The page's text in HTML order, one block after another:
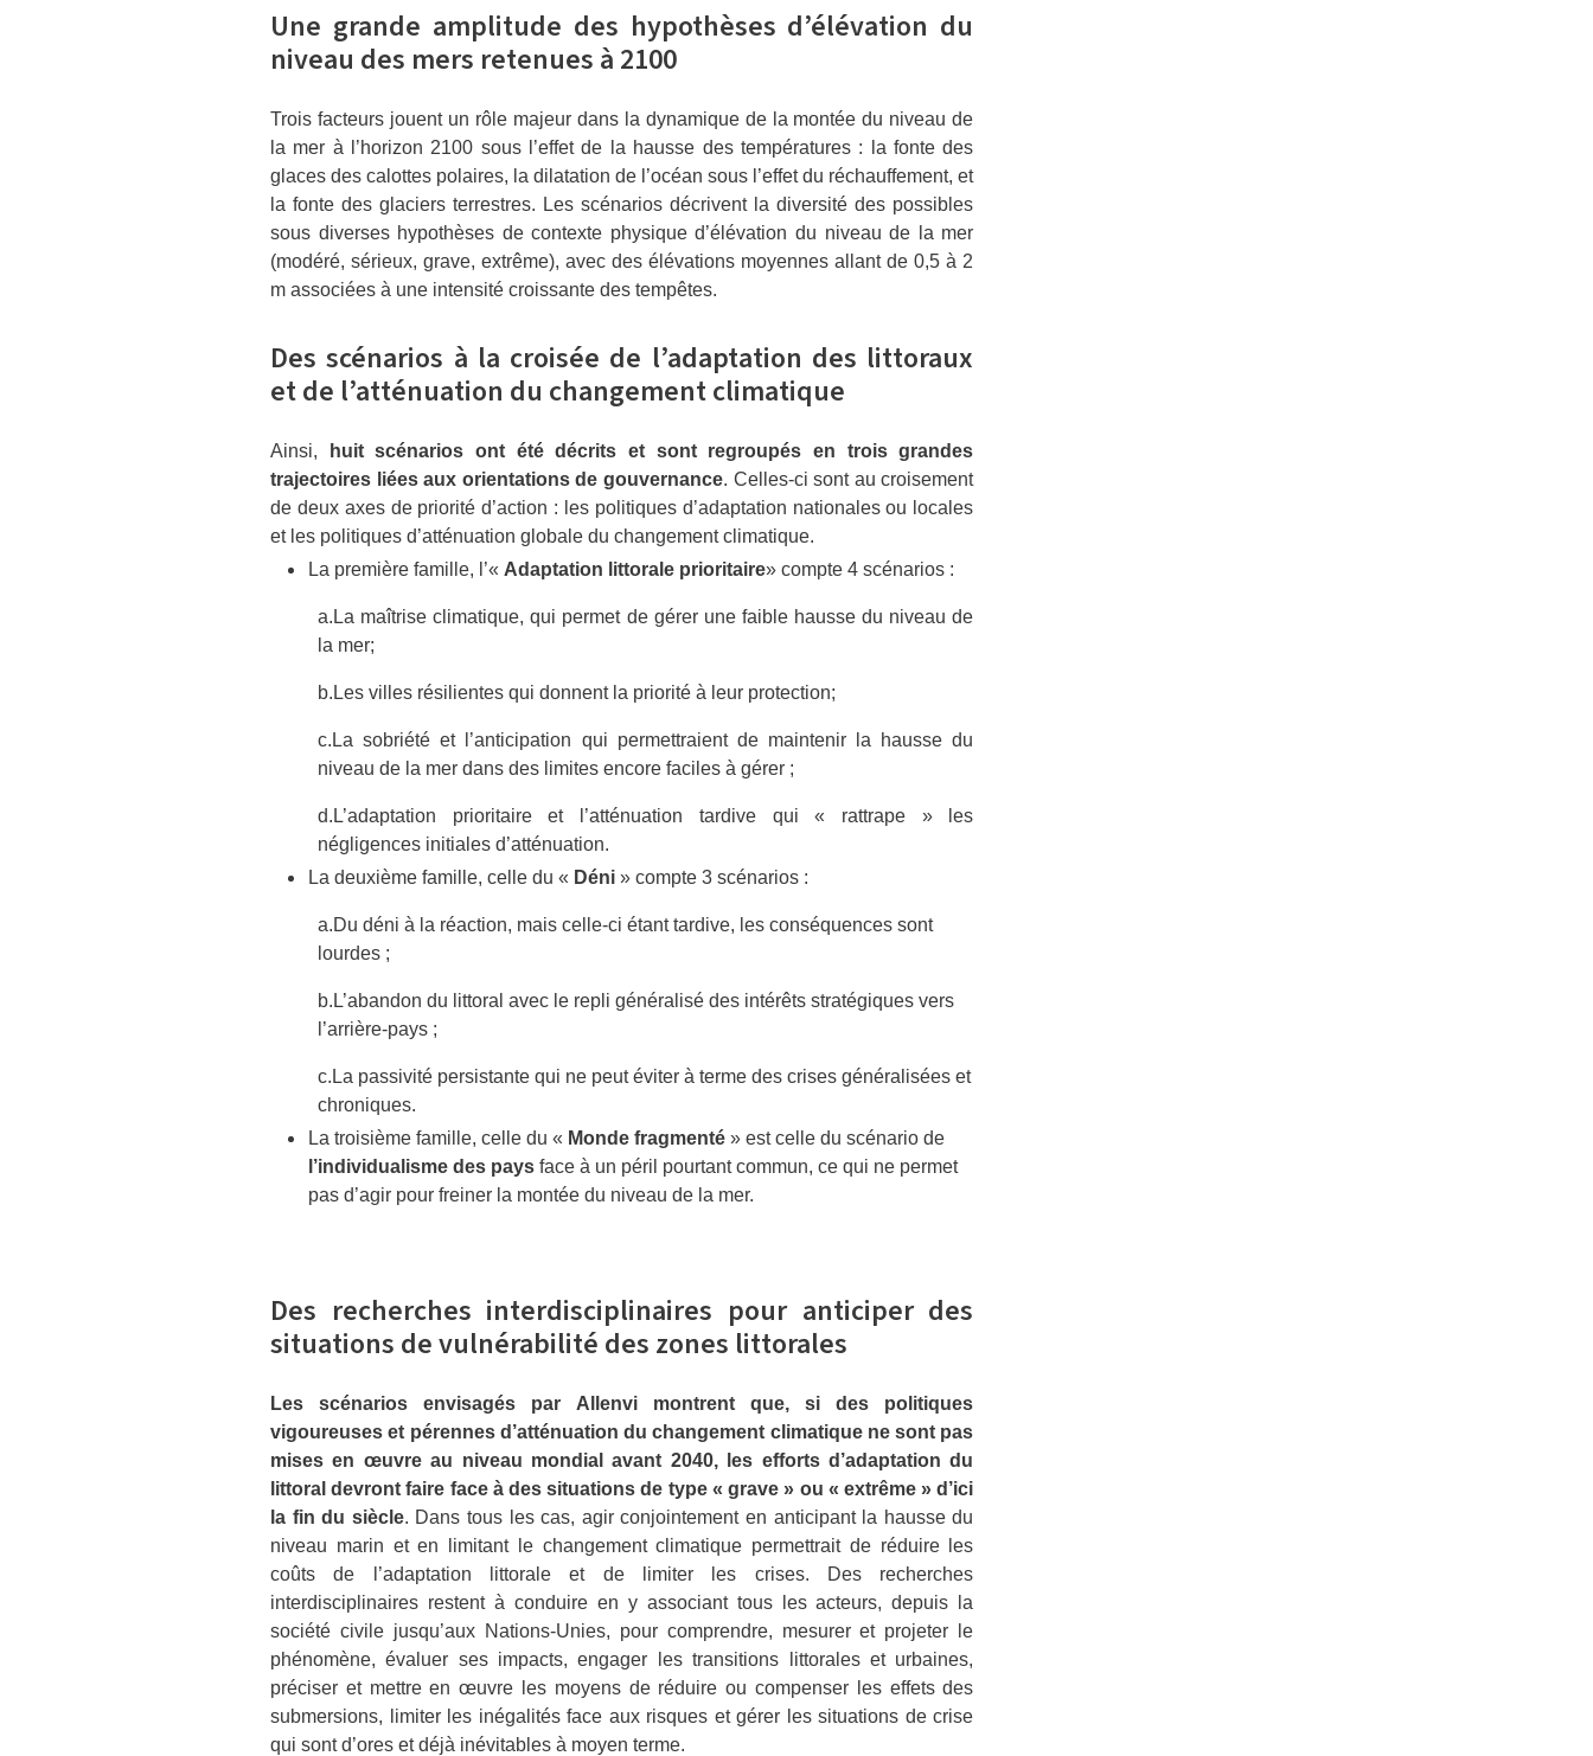
Une grande amplitude des hypothèses d’élévation du
niveau des mers retenues à 2100
Trois facteurs jouent un rôle majeur dans la dynamique de la montée du niveau de
la mer à l’horizon 2100 sous l’effet de la hausse des températures : la fonte des
glaces des calottes polaires, la dilatation de l’océan sous l’effet du réchauffement, et
la fonte des glaciers terrestres. Les scénarios décrivent la diversité des possibles
sous diverses hypothèses de contexte physique d’élévation du niveau de la mer
(modéré, sérieux, grave, extrême), avec des élévations moyennes allant de 0,5 à 2
m associées à une intensité croissante des tempêtes.
Des scénarios à la croisée de l’adaptation des littoraux
et de l’atténuation du changement climatique
Ainsi,
huit scénarios ont été décrits et sont regroupés en trois grandes
trajectoires liées aux orientations de gouvernance. Celles-ci sont au croisement
de deux axes de priorité d’action : les politiques d’adaptation nationales ou locales
et les politiques d’atténuation globale du changement climatique.
La première famille, l’« Adaptation littorale prioritaire» compte 4 scénarios :
a. La maîtrise climatique, qui permet de gérer une faible hausse du niveau de
la mer;
b. Les villes résilientes qui donnent la priorité à leur protection;
c. La sobriété et l’anticipation qui permettraient de maintenir la hausse du
niveau de la mer dans des limites encore faciles à gérer ;
d. L’adaptation prioritaire et l’atténuation tardive qui « rattrape » les
négligences initiales d’atténuation.
La deuxième famille, celle du « Déni » compte 3 scénarios :
a.Du déni à la réaction, mais celle-ci étant tardive, les conséquences sont
lourdes ;
b. L’abandon du littoral avec le repli généralisé des intérêts stratégiques vers
l’arrière-pays ;
c. La passivité persistante qui ne peut éviter à terme des crises généralisées et
chroniques.
La troisième famille, celle du « Monde fragmenté » est celle du scénario de
l’individualisme des pays face à un péril pourtant commun, ce qui ne permet
pas d’agir pour freiner la montée du niveau de la mer.
Des recherches interdisciplinaires pour anticiper des
situations de vulnérabilité des zones littorales
Les scénarios envisagés par Allenvi montrent que, si des politiques
vigoureuses et pérennes d’atténuation du changement climatique ne sont pas
mises en œuvre au niveau mondial avant 2040, les efforts d’adaptation du
littoral devront faire face à des situations de type « grave » ou « extrême » d’ici
la fin du siècle. Dans tous les cas, agir conjointement en anticipant la hausse du
niveau marin et en limitant le changement climatique permettrait de réduire les
coûts de l’adaptation littorale et de limiter les crises. Des recherches
interdisciplinaires restent à conduire en y associant tous les acteurs, depuis la
société civile jusqu’aux Nations-Unies, pour comprendre, mesurer et projeter le
phénomène, évaluer ses impacts, engager les transitions littorales et urbaines,
préciser et mettre en œuvre les moyens de réduire ou compenser les effets des
submersions, limiter les inégalités face aux risques et gérer les situations de crise
qui sont d’ores et déjà inévitables à moyen terme.